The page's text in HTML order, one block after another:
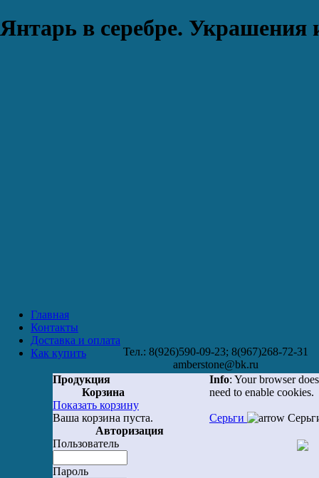
Янтарь в серебре. Украшения
Главная
Контакты
Доставка и оплата
Как купить
Тел.: 8(926)590-09-23; 8(967)268-72-31
amberstone@bk.ru
Продукция
Корзина
Показать корзину
Ваша корзина пуста.
Авторизация
Пользователь
Пароль
Info: Your browser
need to enable cookies.
Серьги